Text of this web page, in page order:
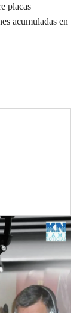
placas
acumuladas en